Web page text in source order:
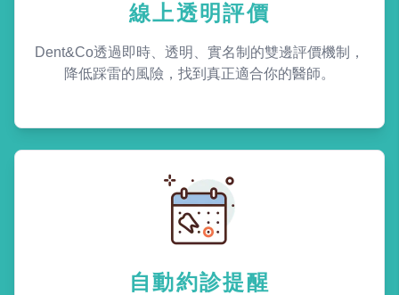
線上透明評價
Dent&Co透過即時、透明、實名制的雙邊評價機制，
降低踩雷的風險，找到真正適合你的醫師。
自動約診提醒